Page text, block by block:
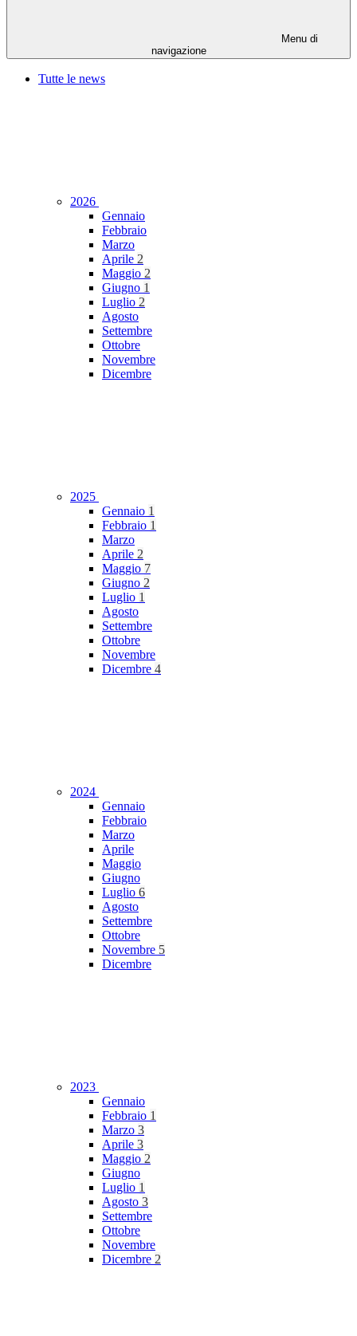
Menu di
navigazione
Tutte le news
2026
Gennaio
Febbraio
Marzo
Aprile 2
Maggio 2
Giugno 1
Luglio 2
Agosto
Settembre
Ottobre
Novembre
Dicembre
2025
Gennaio 1
Febbraio 1
Marzo
Aprile 2
Maggio 7
Giugno 2
Luglio 1
Agosto
Settembre
Ottobre
Novembre
Dicembre 4
2024
Gennaio
Febbraio
Marzo
Aprile
Maggio
Giugno
Luglio 6
Agosto
Settembre
Ottobre
Novembre 5
Dicembre
2023
Gennaio
Febbraio 1
Marzo 3
Aprile 3
Maggio 2
Giugno
Luglio 1
Agosto 3
Settembre
Ottobre
Novembre
Dicembre 2